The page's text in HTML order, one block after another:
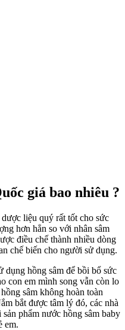
giá bao nhiêu ?
liệu quý rất tốt cho sức
hơn hẳn so với nhân sâm
điều chế thành nhiều dòng
chế biến cho người sử dụng.
dụng hồng sâm để bồi bổ sức
con em mình song vẫn còn lo
sâm không hoàn toàn
bắt được tâm lý đó, các nhà
phẩm nước hồng sâm baby
em.